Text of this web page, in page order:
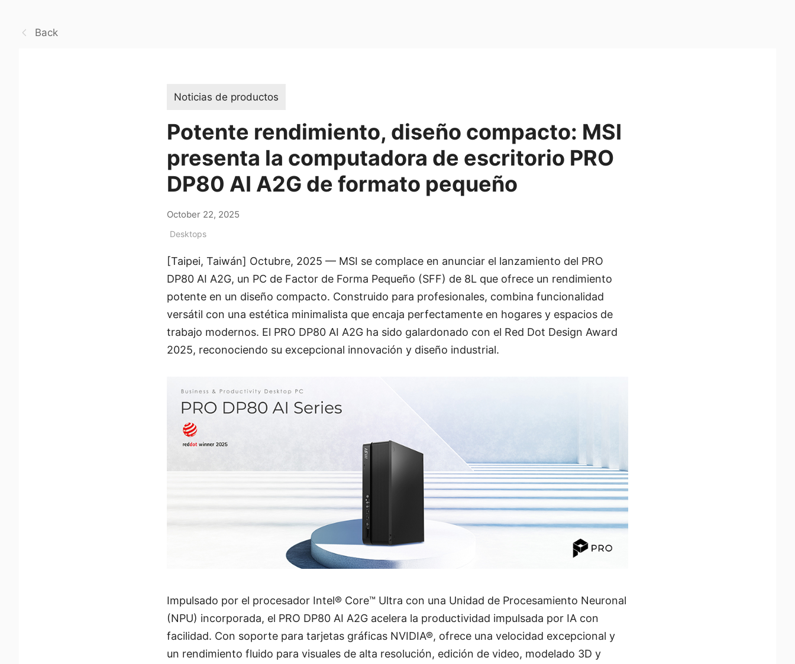
Back
Noticias de productos
Potente rendimiento, diseño compacto: MSI
presenta la computadora de escritorio PRO
DP80 AI A2G de formato pequeño
October 22, 2025
Desktops
[Taipei, Taiwán] Octubre, 2025 — MSI se complace en anunciar el lanzamiento del PRO
DP80 AI A2G, un PC de Factor de Forma Pequeño (SFF) de 8L que ofrece un rendimiento
potente en un diseño compacto. Construido para profesionales, combina funcionalidad
versátil con una estética minimalista que encaja perfectamente en hogares y espacios de
trabajo modernos. El PRO DP80 AI A2G ha sido galardonado con el Red Dot Design Award
2025, reconociendo su excepcional innovación y diseño industrial.
Impulsado por el procesador Intel® Core™ Ultra con una Unidad de Procesamiento Neuronal
(NPU) incorporada, el PRO DP80 AI A2G acelera la productividad impulsada por IA con
facilidad. Con soporte para tarjetas gráficas NVIDIA®, ofrece una velocidad excepcional y
un rendimiento fluido para visuales de alta resolución, edición de video, modelado 3D y